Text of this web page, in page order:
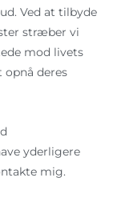
Ved at tilbyde
stræber vi
mod livets
deres
yderligere
mig.